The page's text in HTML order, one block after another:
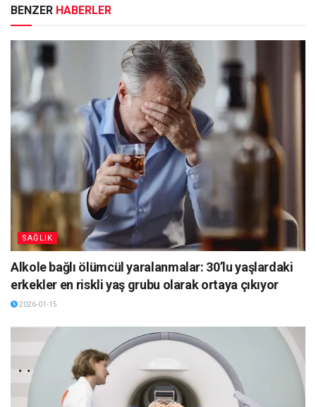
BENZER HABERLER
SAĞLIK
Alkole bağlı ölümcül yaralanmalar: 30’lu yaşlardaki
erkekler en riskli yaş grubu olarak ortaya çıkıyor
2026-01-15